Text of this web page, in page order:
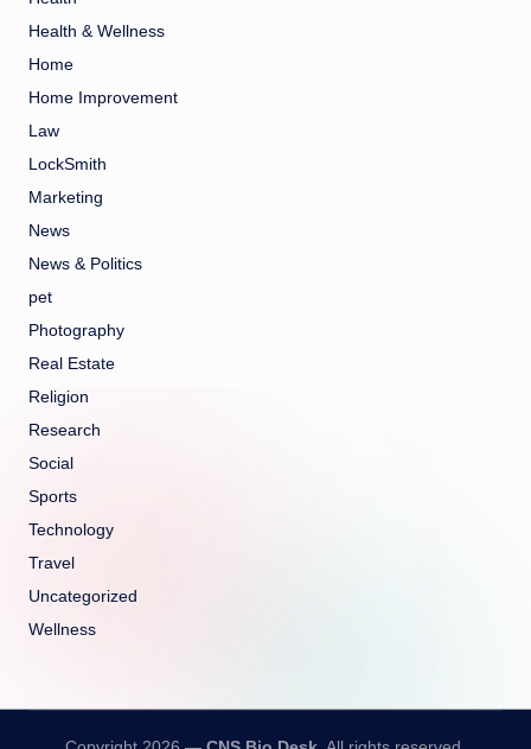
Health & Wellness
Home
Home Improvement
Law
LockSmith
Marketing
News
News & Politics
pet
Photography
Real Estate
Religion
Research
Social
Sports
Technology
Travel
Uncategorized
Wellness